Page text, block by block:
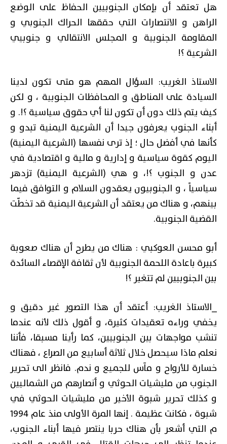
هل تعتقد أن بإمكان الجنوبيين الحفاظ على الوضع
الراهن و الانتصارات التي حققها الحراك الجنوبي و
المقاومة الجنوبية و المجلس الانتقالي و جنوبيي
الشرعية ؟!
الاستاذ الغريب: السؤال المهم هو متى تكون لدينا
السيادة على المناطق و المحافظات الجنوبية ، و لكن
كيف يتم ذلك دون أن تكون لنا أي حقوق سياسية ؟!. و
أبناء الجنوب يعرفون جيدا أن الشرعية اليمنية تبدو و
كأنها في أفضل حال ؛ إذ ترى نفسها (الشرعية اليمنية)
اليوم كقوة سياسية و إدارية و مالية و اقتصادية في
عدن و الجنوب ؟!، و هي (الشرعية اليمنية) تزدهر
سياسياً ، و الجنوبيون يعقدون السلام و التوافق فيما
بينهم، و هناك من يعتقد أن الشرعية اليمنية قد تخطّت
القضية الجنوبية.
أبو محسن العوكبي : هناك من يطرح أن هناك صعوبة
كبيرة باعادة اللحمة الجنوبية لأن ثقافة الإقصاء السائدة
بين الجنوبيين لم تتغير ؟!
_الاستاذ الغريب: أعتقد أن هذا التصور غير دقيق و
يخفي وراءه تعقيدات كثيرة، و أقول ذلك لأنه عندما
تنشب مواجهات بين الجنوبيين، كما رأينا مسبقا، فأننا
نعلم ماذا سيحصل خلال ثلاثة أسابيع من الصراع ، فهناك
خسارة للأرواح و مآس للجميع و ندم. فانظر الى تحرير
الجنوب من مليشيات الحوثي و أنصارهم من الشماليين
و كذلك تحرير شبوة الأخير من مليشيات الحوثي في
شبوة ، فكانت عظيمة . إنها المرة الأولى منذ عام 1994
م التي أشعر بأن هناك حربا ينتصر فيها أبناء الجنوب،